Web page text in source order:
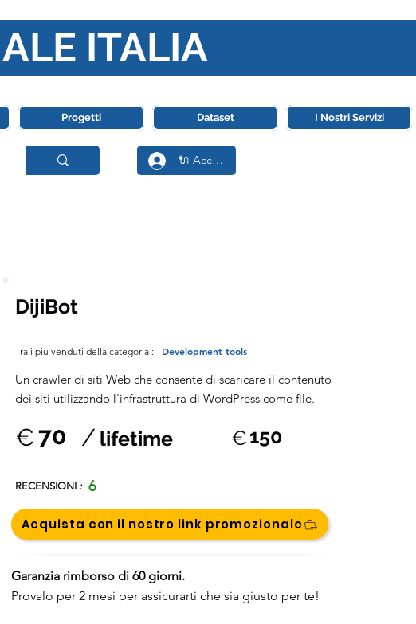
ITALIA
Progetti Dataset I Nostri Servizi
🔌 Accedi
DijiBot
Tra i più venduti della categoria : Development tools
Un crawler di siti Web che consente di scaricare il contenuto
dei siti utilizzando l'infrastruttura di WordPress come file.
€70 / lifetime
RECENSIONI : 6
150
€
Acquista con il nostro link promozionale
Garanzia rimborso di 60 giorni.
Provalo per 2 mesi per assicurarti che sia giusto per te!